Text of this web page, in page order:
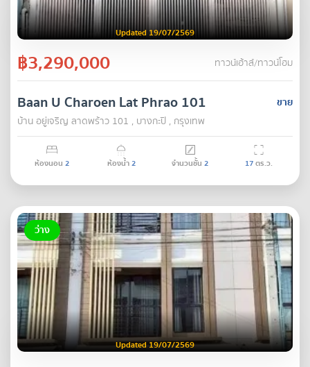
Updated 19/07/2569
฿3,290,000 ทาวน์เฮ้าส์/ทาวน์โฮม
ขาย
Baan U Charoen Lat Phrao 101
บ้าน อยู่เจริญ ลาดพร้าว 101 , บางกะปิ , กรุงเทพ
ห้องนอน 2 ห้องน้ำ2 จำนวนชั้น 2 17ตร.ว.
ว่าง
Updated 19/07/2569